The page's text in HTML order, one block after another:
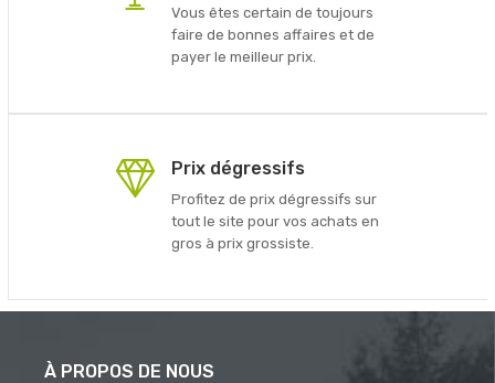
Vous êtes certain de toujours
faire de bonnes affaires et de
payer le meilleur prix.
Prix dégressifs
Profitez de prix dégressifs sur
tout le site pour vos achats en
gros à prix grossiste.
À PROPOS DE NOUS